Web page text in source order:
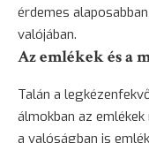
érdemes
valójában.
Az emlékek és a
Talán a
álmokban az
a valóságban is